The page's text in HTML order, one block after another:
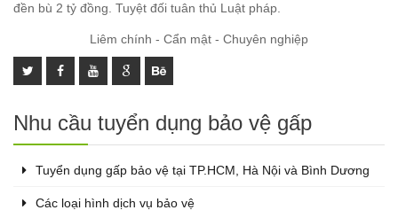
đền bù 2 tỷ đồng. Tuyệt đối tuân thủ Luật pháp.
Liêm chính - Cẩn mật - Chuyên nghiệp
Nhu cầu tuyển dụng bảo vệ gấp
Tuyển dụng gấp bảo vệ tại TP.HCM, Hà Nội và Bình Dương
Các loại hình dịch vụ bảo vệ